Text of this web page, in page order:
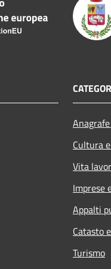
Cultura
Vita
Imprese
Appalti
Catasto
Turismo